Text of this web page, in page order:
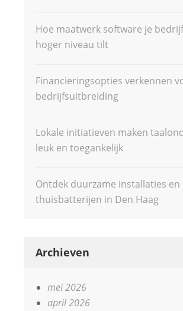
Hoe maatwerk software je
hoger niveau tilt
Financieringsopties verkennen
bedrijfsuitbreiding
Lokale initiatieven maken
leuk en toegankelijk
Ontdek duurzame installaties en
thuisbatterijen in Den Haag
Archieven
mei 2026
april 2026